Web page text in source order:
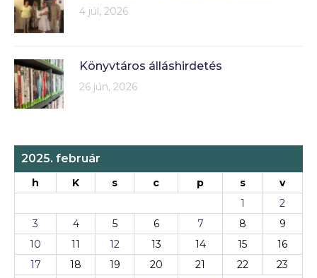
4 júl, 2026
Könyvtáros álláshirdetés
26 jún, 2026
2025. február
h K s c p s
v
1
2
3
4 5 6 7 8
9
10
11 12 13 14 15
16
17
18 19 20 21 22
23